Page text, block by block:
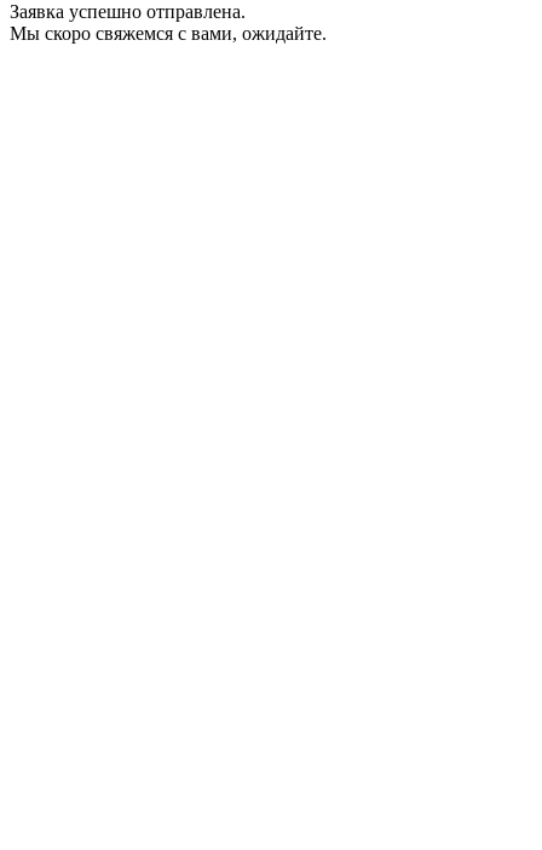
Заявка успешно отправлена.
Мы скоро свяжемся с вами, ожидайте.